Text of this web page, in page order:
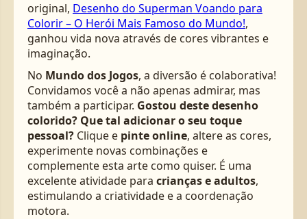
original, Desenho do Superman Voando para
Colorir – O Herói Mais Famoso do Mundo!,
ganhou vida nova através de cores vibrantes e
imaginação.
No Mundo dos Jogos, a diversão é colaborativa!
Convidamos você a não apenas admirar, mas
também a participar. Gostou deste desenho
colorido? Que tal adicionar o seu toque
pessoal? Clique e pinte online, altere as cores,
experimente novas combinações e
complemente esta arte como quiser. É uma
excelente atividade para crianças e adultos,
estimulando a criatividade e a coordenação
motora.